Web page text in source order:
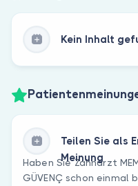
Kein Inhalt
Teilen Sie als
Meinung
Haben Sie Zahnarzt
GÜVENÇ schon einmal